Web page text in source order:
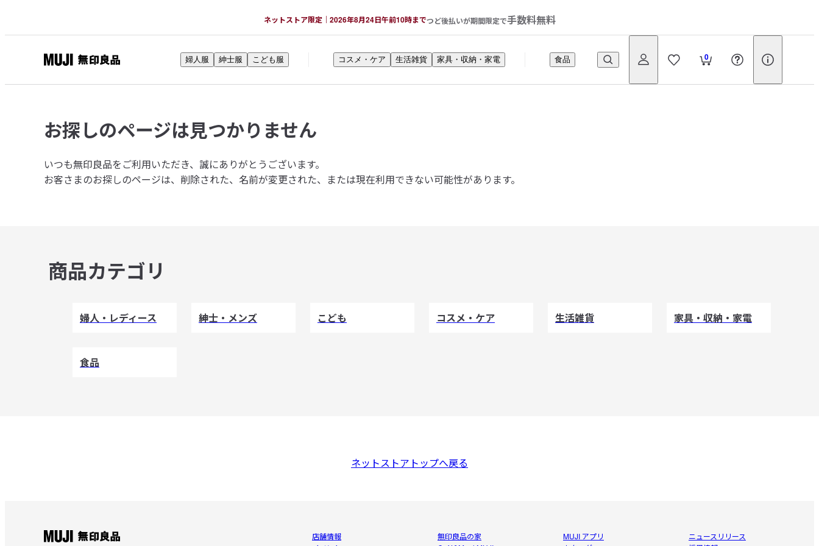
ネットストア限定｜2026年8月24日午前10時までつど後払いが期間限定で手数料無料
印
品
ネ
ト
ス
0
婦人服 紳士服 こども服 コスメ・ケア 生活雑貨 家具・収納・家電 食品
お探しのページは見つかりません
いつも無印良品をご利用いただき、誠にありがとうございます。
お客さまのお探しのページは、削除された、名前が変更された、または現在利用できない可能性があります。
商品カテゴリ
婦人・レディース 紳士・メンズ こども コスメ・ケア 生活雑貨 家具・収納・家電
食品
ネットストアトップへ戻る
店舗情報
無印良品の家
MUJI アプリ
ニュースリリース